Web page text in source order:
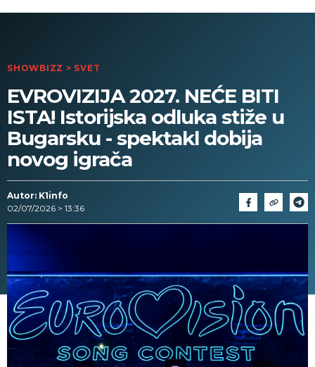
SHOWBIZZ > SVET
EVROVIZIJA 2027. NEĆE BITI
ISTA! Istorijska odluka stiže u
Bugarsku - spektakl dobija
novog igrača
Autor: K1info
02/07/2026 > 13:36